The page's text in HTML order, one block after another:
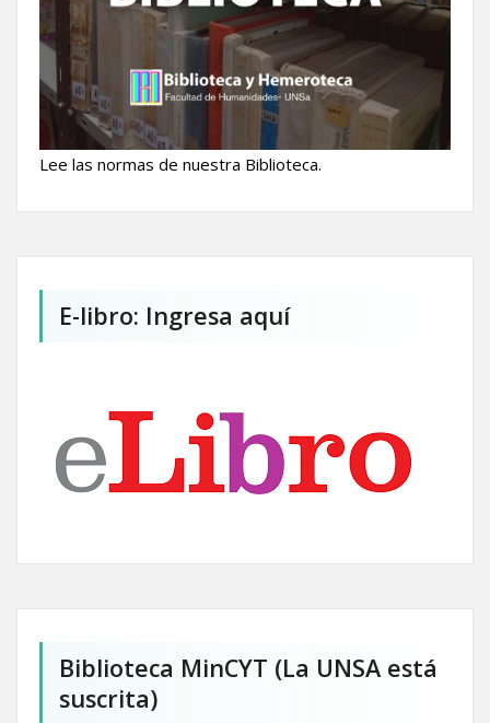
Lee las normas de nuestra Biblioteca.
E-libro: Ingresa aquí
Biblioteca MinCYT (La UNSA está
suscrita)